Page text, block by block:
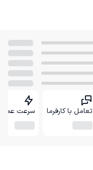
تعامل با کارفرما سرعت عمل